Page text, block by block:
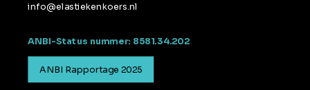
info@elastiekenkoers.nl
ANBI-Status nummer: 8581.34.202
ANBI Rapportage 2025